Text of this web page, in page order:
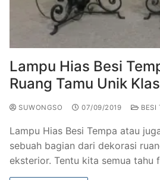
Railing Tangga Besi Tempa
Railing Balkon Besi Tempa
Kursi Taman Besi Tempa
Ornamen Besi Tempa Murah
Ranjang Besi Tempa Klasik
Tiang Lampu PJU Antik
Pengecoran Logam Jakarta
Gallery Gambar Pagar Besi
Gallery Kursi Taman & Kursi
Gallery Railing Tangga Besi
Gallery Ranjang Besi Tempa
Articles
Lampu Hias Besi
Ruang Tamu Unik
SUWONGSO 07/09/2019 BESI
Lampu Hias Besi Tempa atau
sebuah bagian dari dekorasi
eksterior. Tentu kita semua tahu